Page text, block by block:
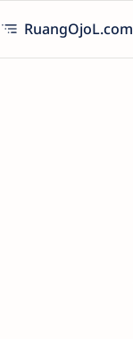
RuangOjoL.com